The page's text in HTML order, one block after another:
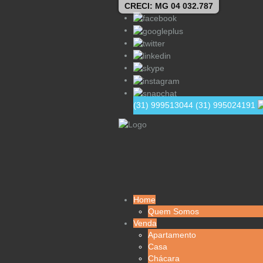
CRECI: MG 04 032.787
(31) 999513044 (31) 995024191
Home
Quem Somos
Venda
Apartamento
Casa
Chácara